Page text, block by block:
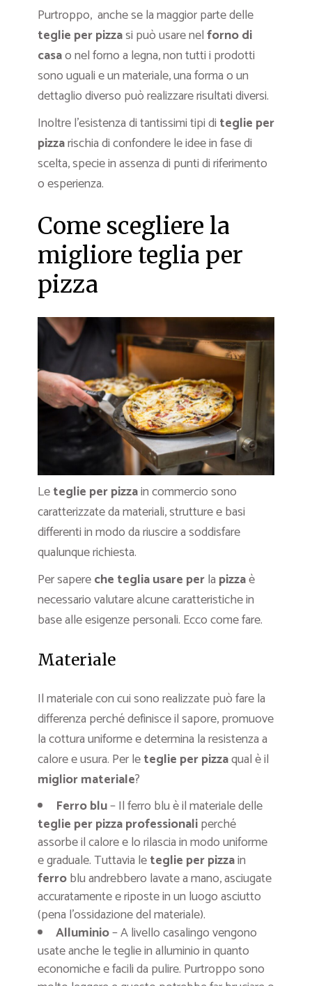
Purtroppo, anche se la maggior parte delle
teglie per pizzasi può usare nelforno di
casao nel forno a legna, non tutti i prodotti
sono uguali e un materiale, una forma o un
dettaglio diverso può realizzare risultati diversi.
Inoltre l’esistenza di tantissimi tipi di teglie per
pizzarischia di confondere le idee in fase di
scelta, specie in assenza di punti di riferimento
o esperienza.
Come scegliere la
migliore teglia per
pizza
Leteglie per pizzain commercio sono
caratterizzate da materiali, strutture e basi
differenti in modo da riuscire a soddisfare
qualunque richiesta.
Per sapereche teglia usare perla pizzaè
necessario valutare alcune caratteristiche in
base alle esigenze personali. Ecco come fare.
Materiale
Il materiale con cui sono realizzate può fare la
differenza perché definisce il sapore, promuove
la cottura uniforme e determina la resistenza a
calore e usura. Per leteglie per pizzaqual è il
migliormateriale?
Ferro blu– Il ferro blu è il materiale delle
teglie per pizza professionaliperché
assorbe il calore e lo rilascia in modo uniforme
e graduale. Tuttavia leteglie per pizzain
ferroblu andrebbero lavate a mano, asciugate
accuratamente e riposte in un luogo asciutto
(pena l’ossidazione del materiale).
Alluminio– A livello casalingo vengono
usate anche le teglie in alluminio in quanto
economiche e facili da pulire. Purtroppo sono